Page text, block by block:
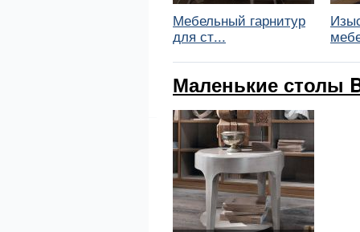
Мебельный гарнитур
для ст...
Маленькие столы